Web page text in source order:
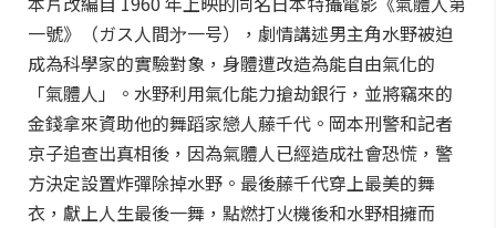
一號》（ガス人間㐧一号），劇情講述男主角水野被迫
成為科學家的實驗對象，身體遭改造為能自由氣化的
「氣體人」。水野利用氣化能力搶劫銀行，並將竊來的
金錢拿來資助他的舞蹈家戀人藤千代。岡本刑警和記者
京子追查出真相後，因為氣體人已經造成社會恐慌，警
方決定設置炸彈除掉水野。最後藤千代穿上最美的舞
衣，獻上人生最後一舞，點燃打火機後和水野相擁而